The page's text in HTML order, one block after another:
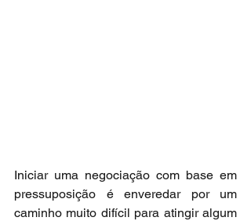
Iniciar uma negociação com base em
pressuposição é enveredar por um
caminho muito difícil para atingir algum